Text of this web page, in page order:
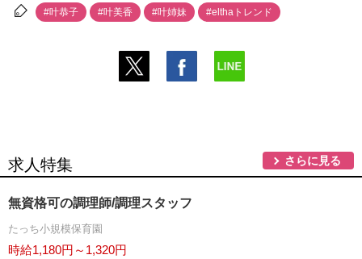
#叶恭子 #叶美香 #叶姉妹 #elthaトレンド
求人特集 さらに見る
無資格可の調理師/調理スタッフ
たっち小規模保育園
時給1,180円～1,320円